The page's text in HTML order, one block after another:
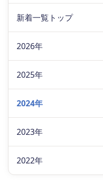
新着一覧トップ
2026年
2025年
2024年
2023年
2022年